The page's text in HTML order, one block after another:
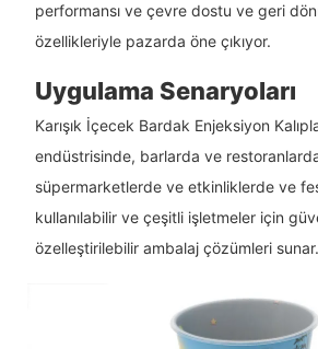
performansı ve çevre dostu ve geri
özellikleriyle pazarda öne çıkıyor.
Uygulama Senaryoları
Karışık İçecek Bardak Enjeksiyon
endüstrisinde, barlarda ve
süpermarketlerde ve etkinliklerde ve
kullanılabilir ve çeşitli işletmeler için
özelleştirilebilir ambalaj çözümleri sunar.